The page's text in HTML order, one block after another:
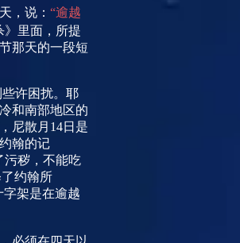
，说： “逾越
》里面，所提
那天的一段短
许困扰。耶
和南部地区的
尼散月 14日是
翰的记
污秽，不能吃
约翰所
架是在逾越